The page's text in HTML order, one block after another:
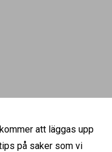
att läggas upp
på saker som vi